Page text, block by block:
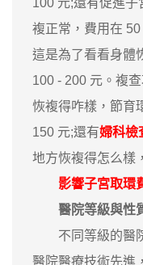
100 元;還有促進
複正常，費用在
這是為了看看身體
100 - 200 元。複
恢複得咋樣，節育
150 元;還有婦科檢
地方恢複得怎么樣
影響子宮取環
醫院等級與性
不同等級的醫院
醫院醫療技術先進